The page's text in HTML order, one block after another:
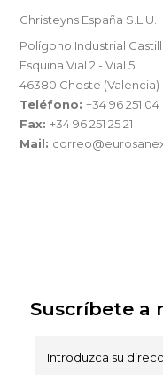
Christeyns España S.L.U.
Polígono Industrial
Esquina Vial 2 - Vial 5
46380 Cheste (Valencia)
Teléfono:+34 96 251 04
Fax:+34 96 251 25 21
Mail:
Suscríbete a